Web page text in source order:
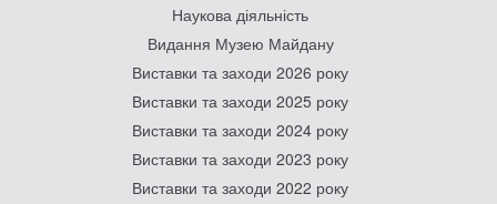
Наукова діяльність
Видання Музею Майдану
Виставки та заходи 2026 року
Виставки та заходи 2025 року
Виставки та заходи 2024 року
Виставки та заходи 2023 року
Виставки та заходи 2022 року